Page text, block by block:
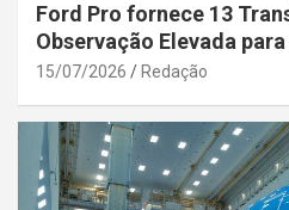
Ford Pro fornece 13
Observação Elevada
Segurança Pública da
15/07/2026 Redação